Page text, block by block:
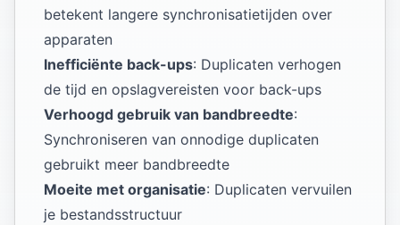
betekent langere synchronisatietijden over
apparaten
Inefficiënte back-ups: Duplicaten verhogen
de tijd en opslagvereisten voor back-ups
Verhoogd gebruik van bandbreedte:
Synchroniseren van onnodige duplicaten
gebruikt meer bandbreedte
Moeite met organisatie: Duplicaten vervuilen
je bestandsstructuur